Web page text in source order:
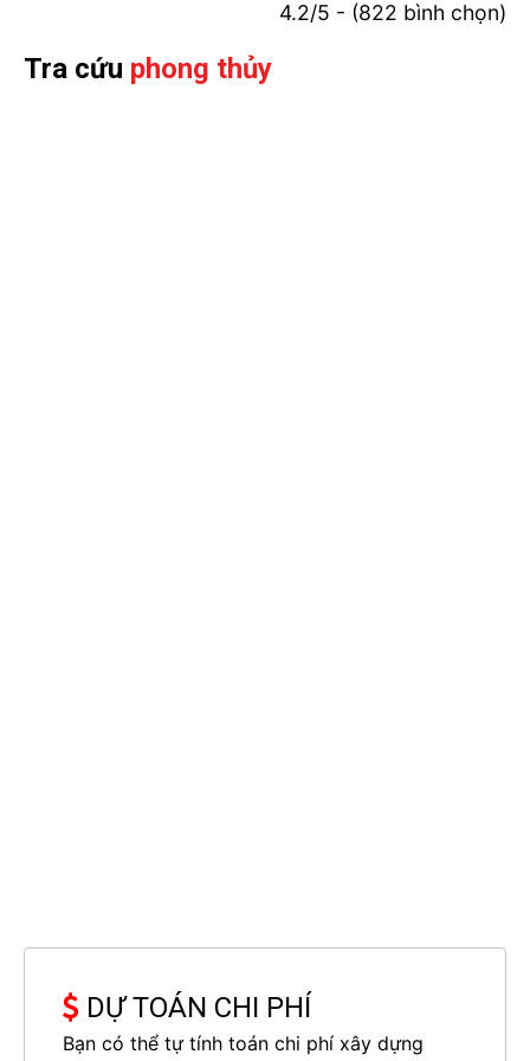
Đặc trưng cho loại mái Nhật cũng chính là việc điều
hòa không khí trong nhà tạo cảm giác mát mẻ. Màu
sắc và đường nét của phần mái đơn giản và nhẹ
4.2/5 - (822 bình chọn)
Tra cứu phong thủy
DỰ TOÁN CHI PHÍ
Bạn có thể tự tính toán chi phí xây dựng